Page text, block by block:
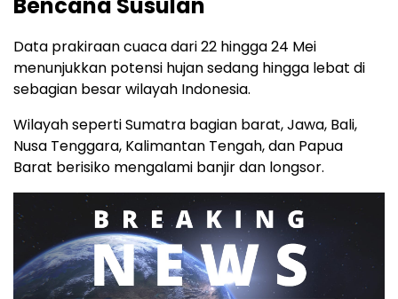
Bencana Susulan
Data prakiraan cuaca dari 22 hingga 24 Mei
menunjukkan potensi hujan sedang hingga lebat di
sebagian besar wilayah Indonesia.
Wilayah seperti Sumatra bagian barat, Jawa, Bali,
Nusa Tenggara, Kalimantan Tengah, dan Papua
Barat berisiko mengalami banjir dan longsor.